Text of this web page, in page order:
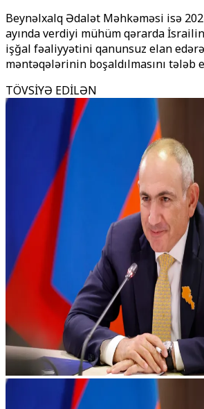
Beynəlxalq Ədalət Məhkəməsi isə
ayında verdiyi mühüm qərarda
işğal fəaliyyətini qanunsuz elan
məntəqələrinin boşaldılmasını tələb
TÖVSİYƏ EDİLƏN